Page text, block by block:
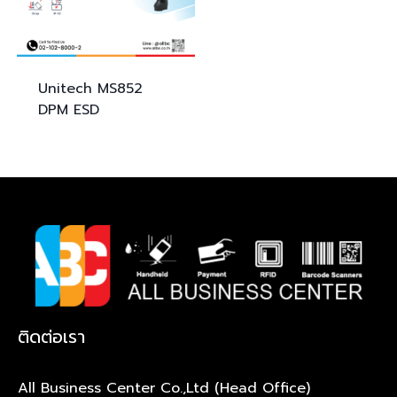
Unitech MS852
DPM ESD
ติดต่อเรา
All Business Center Co.,Ltd (Head Office)